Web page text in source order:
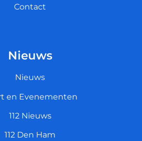
Contact
Nieuws
Nieuws
en Evenementen
112 Nieuws
112 Den Ham